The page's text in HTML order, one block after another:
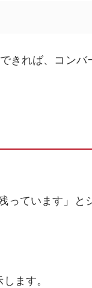
きれば、コンバ
っています」と
ます。